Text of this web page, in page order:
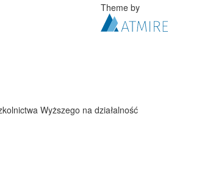
Theme by
Wyższego na działalność